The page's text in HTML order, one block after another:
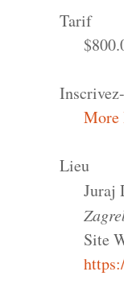
Tarif
More
Lieu
Juraj
Site